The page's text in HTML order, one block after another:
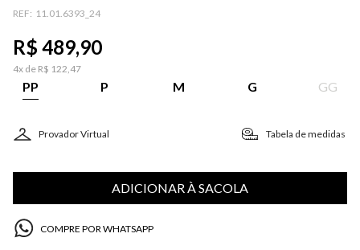
: 11.01.6393_24
R$ 489,90
4x de R$ 122,47
PP P M G GG
Provador Virtual Tabela de medidas
ADICIONAR À SACOLA
COMPRE POR WHATSAPP